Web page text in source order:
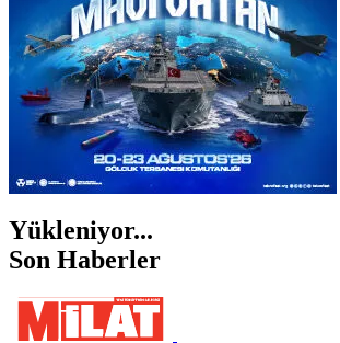
Yükleniyor...
Son Haberler